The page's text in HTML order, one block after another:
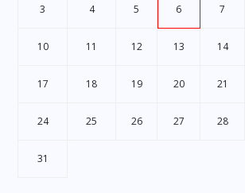
3 4 5 6 7
10 11 12 13 14
17 18 19 20 21
24 25 26 27 28
31